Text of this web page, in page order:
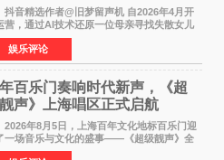
精选作者@旧梦留声机 自2026年4月开
营，通过AI技术还原一位母亲寻找失散女儿
事，凭借强情感表达获得大量用户关注，发
21小时便获得超1亿曝光、超1000万互动。
，账号持续沿
娱乐评论
百乐门奏响时代新声，《超
声》上海唱区正式启航
年8月5日，上海百年文化地标百乐门迎
一场音乐与文化的盛事——《超级靓声》全
志音乐公益节目上海唱区新闻发布会暨启动